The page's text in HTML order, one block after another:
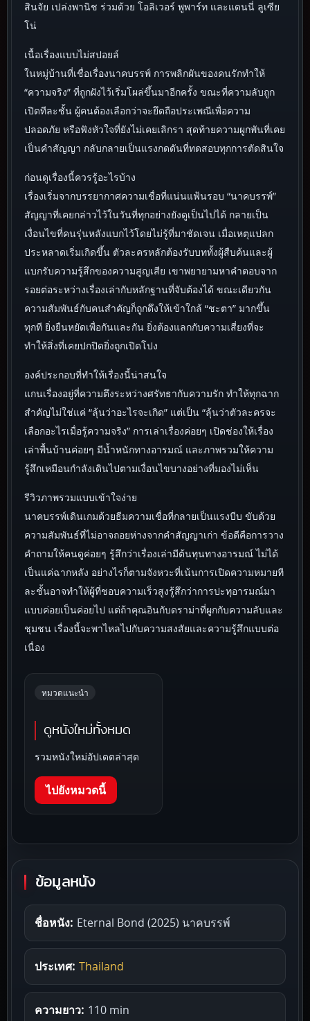
สินจัย เปล่งพานิช ร่วมด้วย โอลิเวอร์ พูพาร์ท และแดนนี่ ลูเซีย
โน่
เนื้อเรื่องแบบไม่สปอยล์
ในหมู่บ้านที่เชื่อเรื่องนาคบรรพ์ การพลิกผันของคนรักทำให้
“ความจริง” ที่ถูกฝังไว้เริ่มโผล่ขึ้นมาอีกครั้ง ขณะที่ความลับถูก
เปิดทีละชั้น ผู้คนต้องเลือกว่าจะยึดถือประเพณีเพื่อความ
ปลอดภัย หรือฟังหัวใจที่ยังไม่เคยเลิกรา สุดท้ายความผูกพันที่เคย
เป็นคำสัญญา กลับกลายเป็นแรงกดดันที่ทดสอบทุกการตัดสินใจ
ก่อนดูเรื่องนี้ควรรู้อะไรบ้าง
เรื่องเริ่มจากบรรยากาศความเชื่อที่แน่นแฟ้นรอบ “นาคบรรพ์”
สัญญาที่เคยกล่าวไว้ในวันที่ทุกอย่างยังดูเป็นไปได้ กลายเป็น
เงื่อนไขที่คนรุ่นหลังแบกไว้โดยไม่รู้ที่มาชัดเจน เมื่อเหตุแปลก
ประหลาดเริ่มเกิดขึ้น ตัวละครหลักต้องรับบททั้งผู้สืบค้นและผู้
แบกรับความรู้สึกของความสูญเสีย เขาพยายามหาคำตอบจาก
รอยต่อระหว่างเรื่องเล่ากับหลักฐานที่จับต้องได้ ขณะเดียวกัน
ความสัมพันธ์กับคนสำคัญก็ถูกดึงให้เข้าใกล้ “ชะตา” มากขึ้น
ทุกที ยิ่งยืนหยัดเพื่อกันและกัน ยิ่งต้องแลกกับความเสี่ยงที่จะ
ทำให้สิ่งที่เคยปกปิดยิ่งถูกเปิดโปง
องค์ประกอบที่ทำให้เรื่องนี้น่าสนใจ
แกนเรื่องอยู่ที่ความตึงระหว่างศรัทธากับความรัก ทำให้ทุกฉาก
สำคัญไม่ใช่แค่ “ลุ้นว่าอะไรจะเกิด” แต่เป็น “ลุ้นว่าตัวละครจะ
เลือกอะไรเมื่อรู้ความจริง” การเล่าเรื่องค่อยๆ เปิดช่องให้เรื่อง
เล่าพื้นบ้านค่อยๆ มีน้ำหนักทางอารมณ์ และภาพรวมให้ความ
รู้สึกเหมือนกำลังเดินไปตามเงื่อนไขบางอย่างที่มองไม่เห็น
รีวิวภาพรวมแบบเข้าใจง่าย
นาคบรรพ์เดินเกมด้วยธีมความเชื่อที่กลายเป็นแรงบีบ ขับด้วย
ความสัมพันธ์ที่ไม่อาจถอยห่างจากคำสัญญาเก่า ข้อดีคือการวาง
คำถามให้คนดูค่อยๆ รู้สึกว่าเรื่องเล่ามีต้นทุนทางอารมณ์ ไม่ได้
เป็นแค่ฉากหลัง อย่างไรก็ตามจังหวะที่เน้นการเปิดความหมายที
ละชั้นอาจทำให้ผู้ที่ชอบความเร็วสูงรู้สึกว่าการปะทุอารมณ์มา
แบบค่อยเป็นค่อยไป แต่ถ้าคุณอินกับดราม่าที่ผูกกับความลับและ
ชุมชน เรื่องนี้จะพาไหลไปกับความสงสัยและความรู้สึกแบบต่อ
เนื่อง
หมวดแนะนำ
ดูหนังใหม่ทั้งหมด
รวมหนังใหม่อัปเดตล่าสุด
ไปยังหมวดนี้
ข้อมูลหนัง
ชื่อหนัง: Eternal Bond (2025) นาคบรรพ์
ประเทศ: Thailand
ความยาว: 110 min